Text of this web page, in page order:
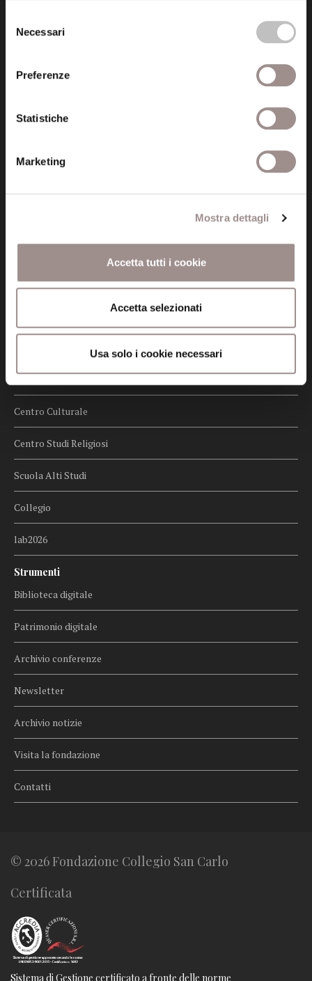
delNecessari
Preferenze
Statistiche
Marketing
Mostra dettagli
Accetta tutti i cookie
Accetta selezionati
Usa solo i cookie necessari
Certificazioni
Cookie policy
Whistleblowing
Menu
Biblioteca
Centro Culturale
Centro Studi Religiosi
Scuola Alti Studi
Collegio
lab2026
Strumenti
Biblioteca digitale
Patrimonio digitale
Archivio conferenze
Newsletter
Archivio notizie
Visita la fondazione
Contatti
© 2026 Fondazione Collegio San Carlo
Certificata
Sistema di Gestione certificato a fronte delle norme